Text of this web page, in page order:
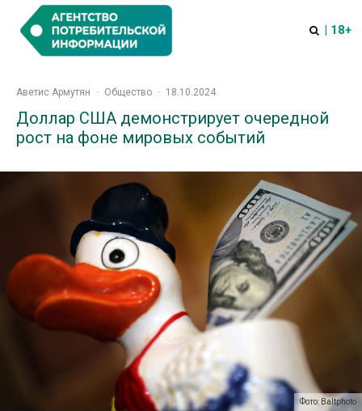
| 18+
Аветис Армутян · Общество · 18.10.2024
Доллар США демонстрирует очередной
рост на фоне мировых событий
Фото: Baltphoto